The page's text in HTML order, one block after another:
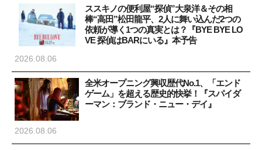
ススキノの便利屋“探偵”大泉洋＆その相
棒“高田”松田龍平、2人に舞い込んだ2つの
依頼が導く1つの真実とは？『BYE BYE LO
VE 探偵はBARにいる』本予告
2026.08.06
全米オープニング興収歴代No.1、「エンド
ゲーム」を超える歴史的快挙！『スパイダ
ーマン：ブランド・ニュー・デイ』
2026.08.06